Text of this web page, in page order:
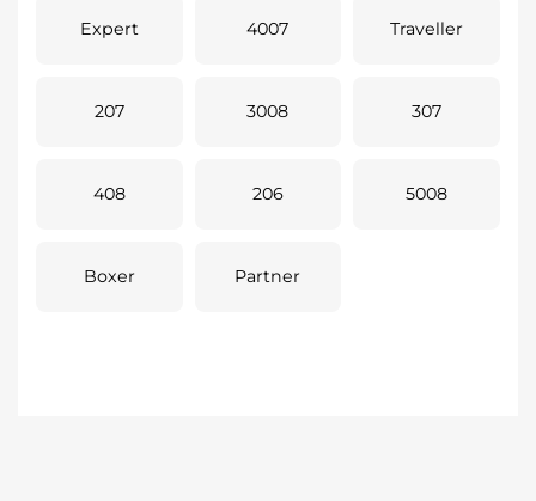
Expert 4007 Traveller
207 3008 307
408 206 5008
Boxer Partner